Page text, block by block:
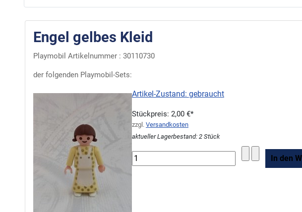
Engel gelbes Kleid
Playmobil Artikelnummer : 30110730
Artikel-Zustand: gebraucht
Stückpreis: 2,00 €*
zzgl. Versandkosten
aktueller Lagerbestand: 2 Stück
der folgenden Playmobil-Sets: